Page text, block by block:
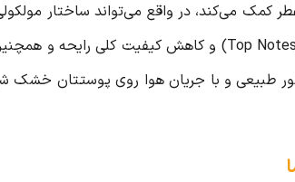
کمک می‌کند، در واقع می‌تواند ساختار
طبیعی و با جریان هوا روی پوستتان خشک